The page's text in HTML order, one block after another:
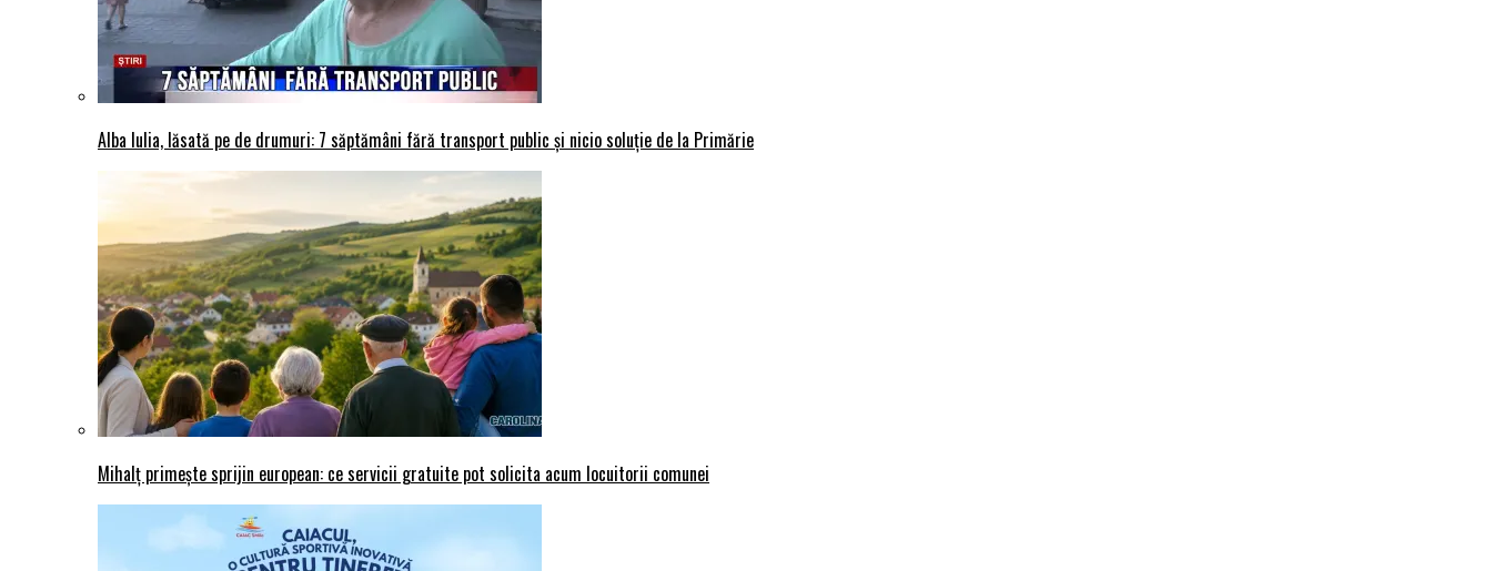
Alba Iulia, lăsată pe de drumuri: 7 săptămâni fără transport public și nicio soluție de la Primărie
Mihalț primește sprijin european: ce servicii gratuite pot solicita acum locuitorii comunei